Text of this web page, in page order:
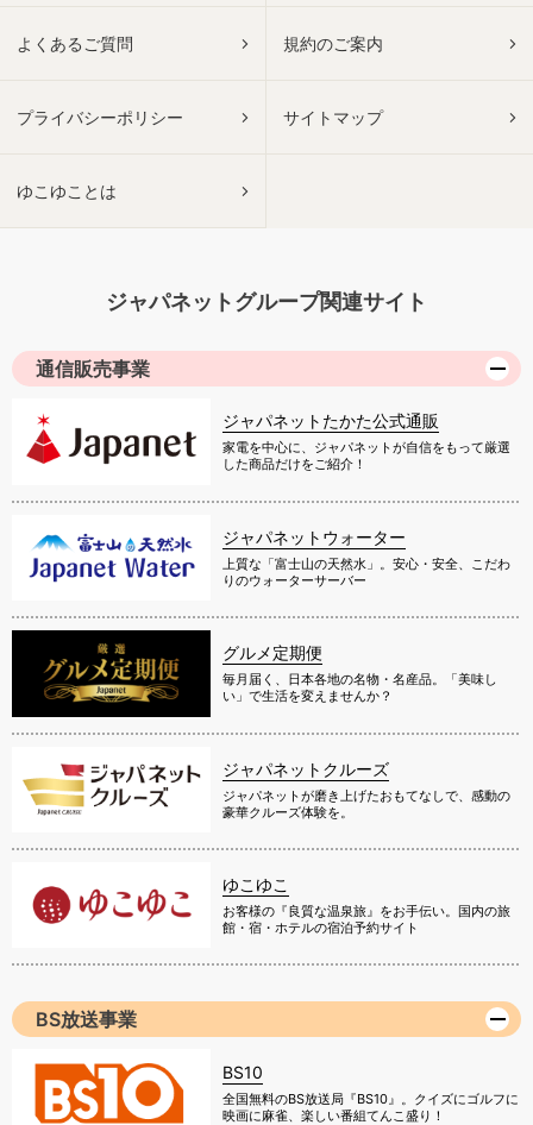
よくあるご質問 規約のご案内
プライバシーポリシー サイトマップ
ゆこゆことは
ジャパネットグループ関連サイト
通信販売事業
ジャパネットたかた公式通販
家電を中心に、ジャパネットが自信をもって厳選
した商品だけをご紹介！
ジャパネットウォーター
上質な「富士山の天然水」。安心・安全、こだわ
りのウォーターサーバー
グルメ定期便
毎月届く、日本各地の名物・名産品。「美味し
い」で生活を変えませんか？
ジャパネットクルーズ
ジャパネットが磨き上げたおもてなしで、感動の
豪華クルーズ体験を。
ゆこゆこ
お客様の『良質な温泉旅』をお手伝い。国内の旅
館・宿・ホテルの宿泊予約サイト
BS放送事業
BS10
全国無料のBS放送局『BS10』。クイズにゴルフに
映画に麻雀、楽しい番組てんこ盛り！